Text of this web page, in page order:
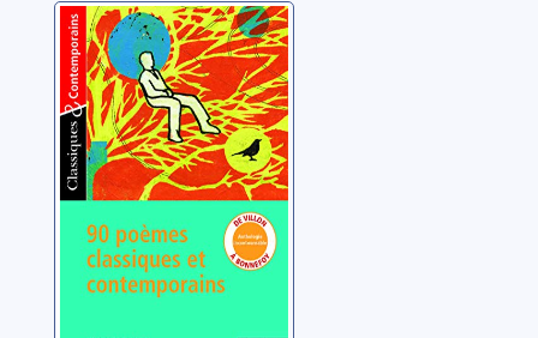
90 poèmes
classiques et
contemporains
Lebailly, Nathalie